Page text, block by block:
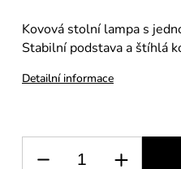
Kovová stolní lampa s
Stabilní podstava a štíhlá
Detailní informace